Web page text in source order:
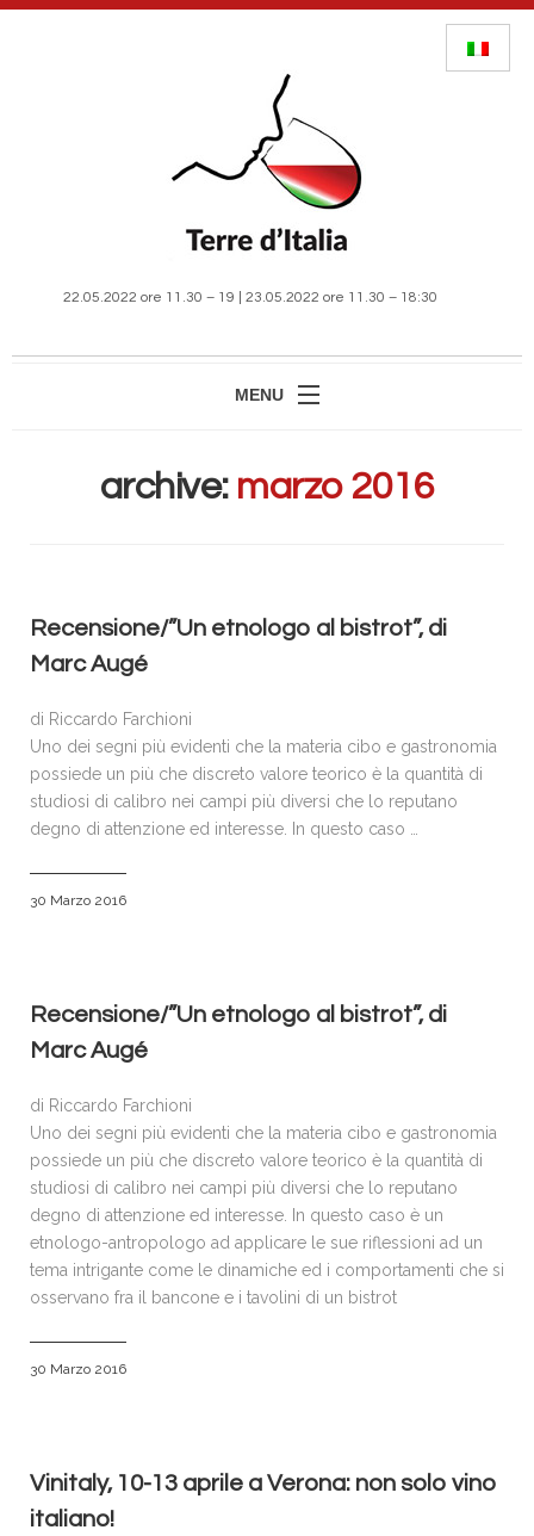
22.05.2022 ore 11.30 – 19 | 23.05.2022 ore 11.30 – 18:30
MENU
MANIFESTAZIONE
ACCREDITI E PRENOTAZIONI
SPONSOR & PARTNERS
NEWS
CONTATTI
POLICY
archive: marzo 2016
Recensione/”Un etnologo al bistrot”, di
Marc Augé
di Riccardo Farchioni
Uno dei segni più evidenti che la materia cibo e gastronomia
possiede un più che discreto valore teorico è la quantità di
studiosi di calibro nei campi più diversi che lo reputano
degno di attenzione ed interesse. In questo caso …
30 Marzo 2016
Recensione/”Un etnologo al bistrot”, di
Marc Augé
di Riccardo Farchioni
Uno dei segni più evidenti che la materia cibo e gastronomia
possiede un più che discreto valore teorico è la quantità di
studiosi di calibro nei campi più diversi che lo reputano
degno di attenzione ed interesse. In questo caso è un
etnologo-antropologo ad applicare le sue riflessioni ad un
tema intrigante come le dinamiche ed i comportamenti che si
osservano fra il bancone e i tavolini di un bistrot
30 Marzo 2016
Vinitaly, 10-13 aprile a Verona: non solo vino
italiano!